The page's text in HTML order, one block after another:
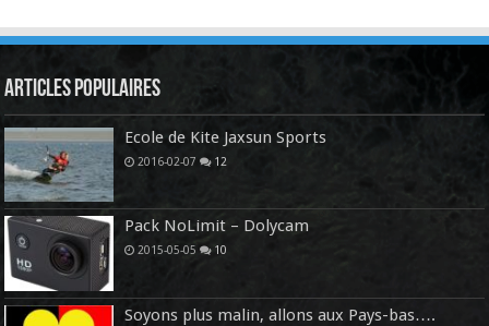
Articles Populaires
Ecole de Kite Jaxsun Sports
2016-02-07 12
Pack NoLimit – Dolycam
2015-05-05 10
Soyons plus malin, allons aux Pays-bas….